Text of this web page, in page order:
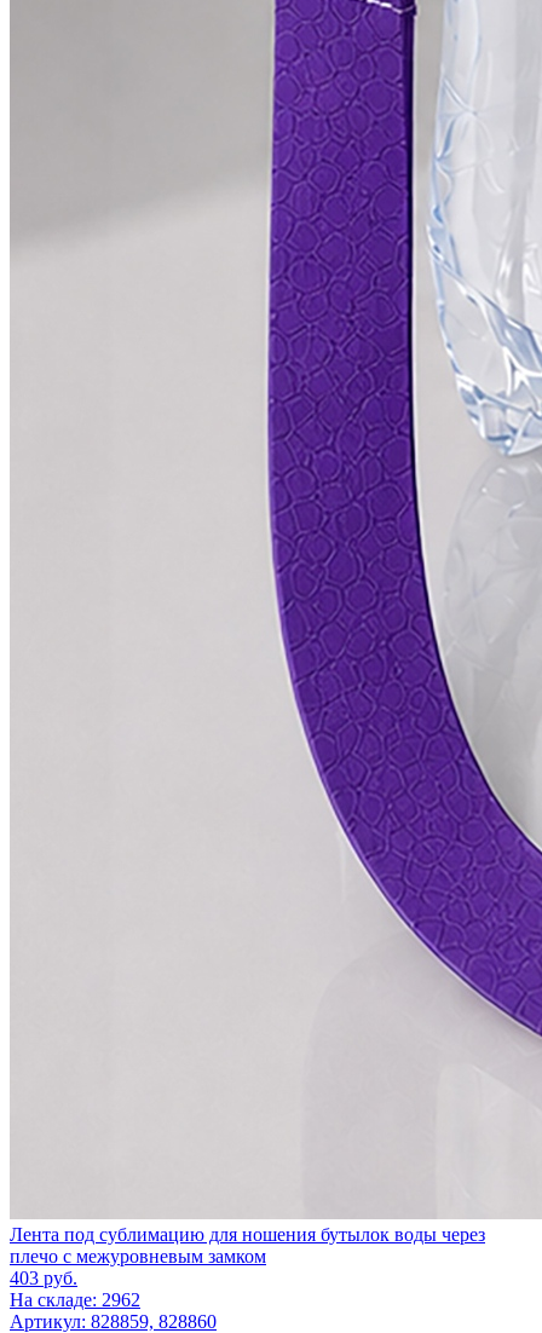
Лента под сублимацию для ношения бутылок воды через
плечо с межуровневым замком
403 руб.
На складе: 2962
Артикул: 828859, 828860